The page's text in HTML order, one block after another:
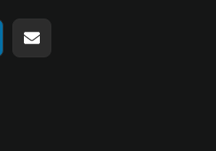
Compartir
en